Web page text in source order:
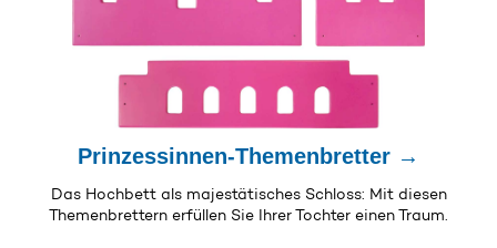
Prinzessinnen-Themenbretter →
Das Hochbett als majestätisches Schloss: Mit diesen
Themenbrettern erfüllen Sie Ihrer Tochter einen Traum.